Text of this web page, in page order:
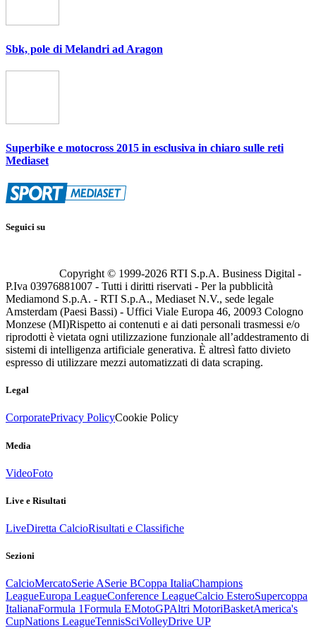
Sbk, pole di Melandri ad Aragon
Superbike e motocross 2015 in esclusiva in chiaro sulle reti
Mediaset
Seguici su
Copyright © 1999-2026 RTI S.p.A. Business Digital -
P.Iva 03976881007 - Tutti i diritti riservati - Per la pubblicità
Mediamond S.p.A. - RTI S.p.A., Mediaset N.V., sede legale
Amsterdam (Paesi Bassi) - Uffici Viale Europa 46, 20093 Cologno
Monzese (MI)Rispetto ai contenuti e ai dati personali trasmessi e/o
riprodotti è vietata ogni utilizzazione funzionale all’addestramento di
sistemi di intelligenza artificiale generativa. È altresì fatto divieto
espresso di utilizzare mezzi automatizzati di data scraping.
Legal
CorporatePrivacy PolicyCookie Policy
Media
VideoFoto
Live e Risultati
LiveDiretta CalcioRisultati e Classifiche
Sezioni
CalcioMercatoSerie ASerie BCoppa ItaliaChampions
LeagueEuropa LeagueConference LeagueCalcio EsteroSupercoppa
ItalianaFormula 1Formula EMotoGPAltri MotoriBasketAmerica's
CupNations LeagueTennisSciVolleyDrive UP